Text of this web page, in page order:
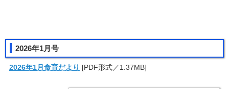
2026年1月号
2026年1月食育だより [PDF形式／1.37MB]